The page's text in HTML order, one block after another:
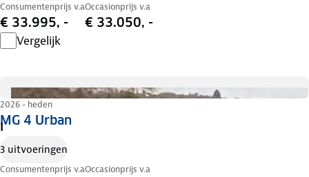
Consumentenprijs v.a
€ 33.995, -
Occasionprijs v.a
€ 33.050, -
Vergelijk
MG 4 Urban
2026 - heden
I
3 uitvoeringen
Consumentenprijs v.aOccasionprijs v.a